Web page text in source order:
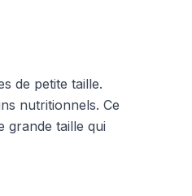
de petite taille.
nutritionnels. Ce
grande taille qui